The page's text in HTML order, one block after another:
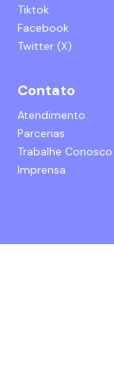
Tiktok
Facebook
Twitter (X)
Contato
Atendimento
Parcerias
Trabalhe Conosco
Imprensa